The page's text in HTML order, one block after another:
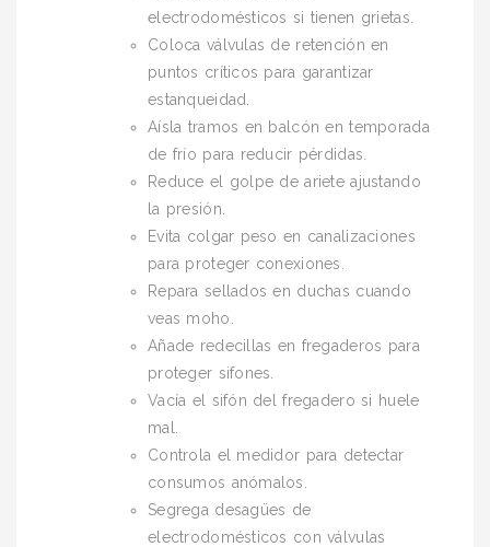
electrodomésticos si tienen grietas.
Coloca válvulas de retención en
puntos críticos para garantizar
estanqueidad.
Aísla tramos en balcón en temporada
de frío para reducir pérdidas.
Reduce el golpe de ariete ajustando
la presión.
Evita colgar peso en canalizaciones
para proteger conexiones.
Repara sellados en duchas cuando
veas moho.
Añade redecillas en fregaderos para
proteger sifones.
Vacía el sifón del fregadero si huele
mal.
Controla el medidor para detectar
consumos anómalos.
Segrega desagües de
electrodomésticos con válvulas